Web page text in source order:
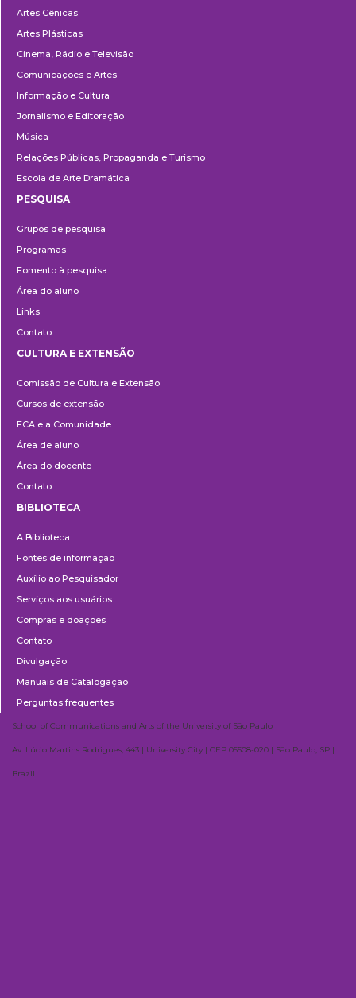
Artes Cênicas
Artes Plásticas
Cinema, Rádio e Televisão
Comunicações e Artes
Informação e Cultura
Jornalismo e Editoração
Música
Relações Públicas, Propaganda e Turismo
Escola de Arte Dramática
PESQUISA
Grupos de pesquisa
Programas
Fomento à pesquisa
Área do aluno
Links
Contato
e
Extensão
CULTURA E EXTENSÃO
Comissão de Cultura e Extensão
Cursos de extensão
ECA e a Comunidade
Área de aluno
Área do docente
Contato
BIBLIOTECA
A Biblioteca
Fontes de informação
Auxílio ao Pesquisador
Serviços aos usuários
Compras e doações
Contato
Divulgação
Manuais de Catalogação
Perguntas frequentes
School of Communications and Arts of the University of São Paulo
Av. Lúcio Martins Rodrigues, 443 | University City | CEP 05508-020 | São Paulo, SP |
Brazil